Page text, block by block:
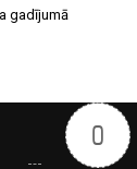
gadījumā
0